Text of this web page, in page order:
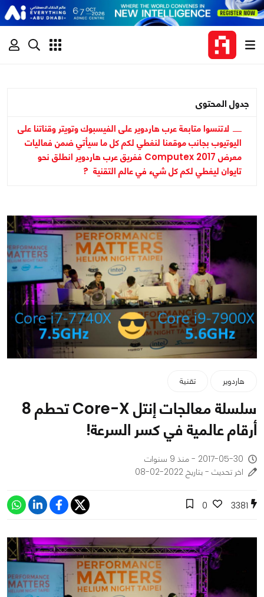
جدول المحتوى
لاتنسوا متابعة عرب هاردوير على الفيسبوك وتويتر وقناتنا على
اليوتيوب بجانب موقعنا لنغطي لكم كل ما سيأتي ضمن فعاليات
معرض Computex 2017 ففريق عرب هاردوير انطلق نحو
تايوان ليغطي لكم كل شيء في عالم التقنية ?
هاردوير تقنية
سلسلة معالجات إنتل Core-X تحطم 8
أرقام عالمية في كسر السرعة!
2017-05-30 - منذ 9 سنوات
اخر تحديث - بتاريخ 2022-02-08
3381
0